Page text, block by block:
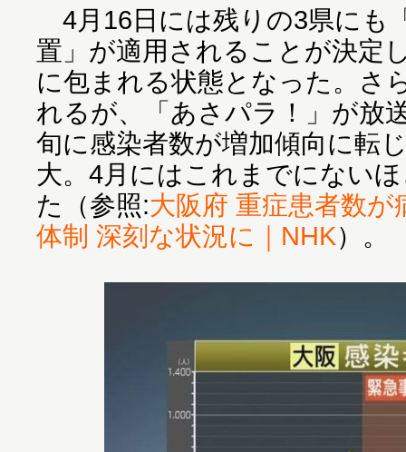
4月16日には残りの3県にも
置」が適用されることが決定
に包まれる状態となった。さ
れるが、「あさパラ！」が放
旬に感染者数が増加傾向に転
大。4月にはこれまでにない
た（参照:大阪府 重症患者数
体制 深刻な状況に｜NHK）。